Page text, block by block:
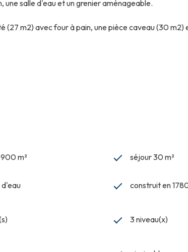
une salle d'eau et un grenier aménageable.
m2) avec four à pain, une pièce caveau (30
m² séjour 30 m²
d'eau construit en
3 niveau(x)